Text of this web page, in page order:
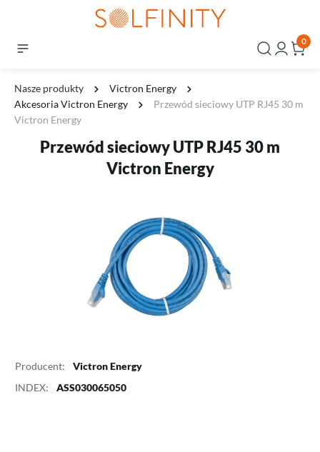
0
Nasze produkty
Victron Energy
Akcesoria Victron Energy
Przewód sieciowy UTP RJ45 30 m
Victron Energy
Przewód sieciowy UTP RJ45 30 m
Victron Energy
Producent:
Victron Energy
INDEX:
ASS030065050